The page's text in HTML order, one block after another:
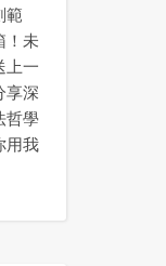
範
！未
上一
享深
哲學
用我